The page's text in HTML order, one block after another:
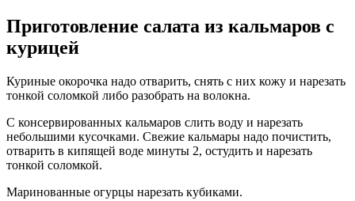
Приготовление салата из кальмаров с
курицей
Куриные окорочка надо отварить, снять с них кожу и нарезать
тонкой соломкой либо разобрать на волокна.
С консервированных кальмаров слить воду и нарезать
небольшими кусочками. Свежие кальмары надо почистить,
отварить в кипящей воде минуты 2, остудить и нарезать
тонкой соломкой.
Маринованные огурцы нарезать кубиками.